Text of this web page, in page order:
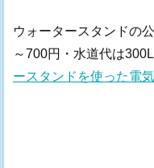
ウォータースタンドの
～700円・水道代は
ースタンドを使った電